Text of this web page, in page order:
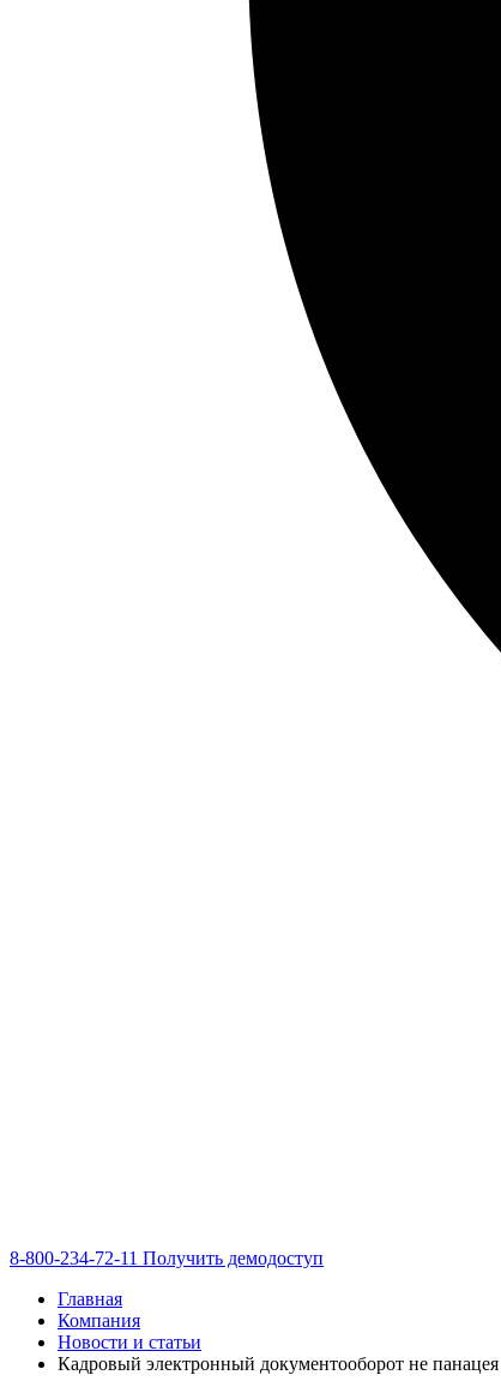
8-800-234-72-11 Получить демодоступ
Главная
Компания
Новости и статьи
Кадровый электронный документооборот не